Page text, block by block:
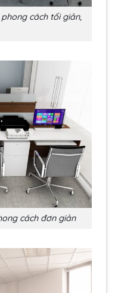
cách tối giản,
cách đơn giản